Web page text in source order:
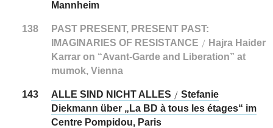
Mannheim
138
PAST PRESENT, PRESENT PAST:
IMAGINARIES OF RESISTANCE / Hajra Haider
Karrar on “Avant-Garde and Liberation” at
mumok, Vienna
143 ALLE SIND NICHT ALLES / Stefanie
Diekmann über „La BD à tous les étages“ im
Centre Pompidou, Paris